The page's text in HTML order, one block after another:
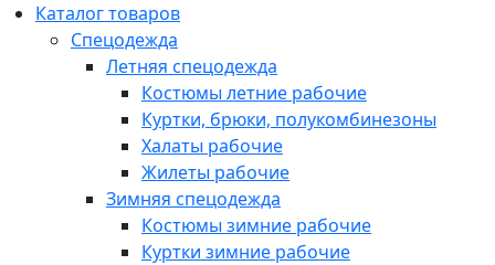
Каталог товаров
Спецодежда
Летняя спецодежда
Костюмы летние рабочие
Куртки, брюки, полукомбинезоны
Халаты рабочие
Жилеты рабочие
Зимняя спецодежда
Костюмы зимние рабочие
Куртки зимние рабочие